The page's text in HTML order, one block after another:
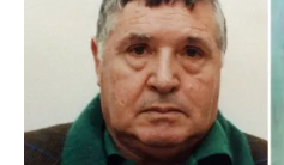
POLITICA
ECONOMIA